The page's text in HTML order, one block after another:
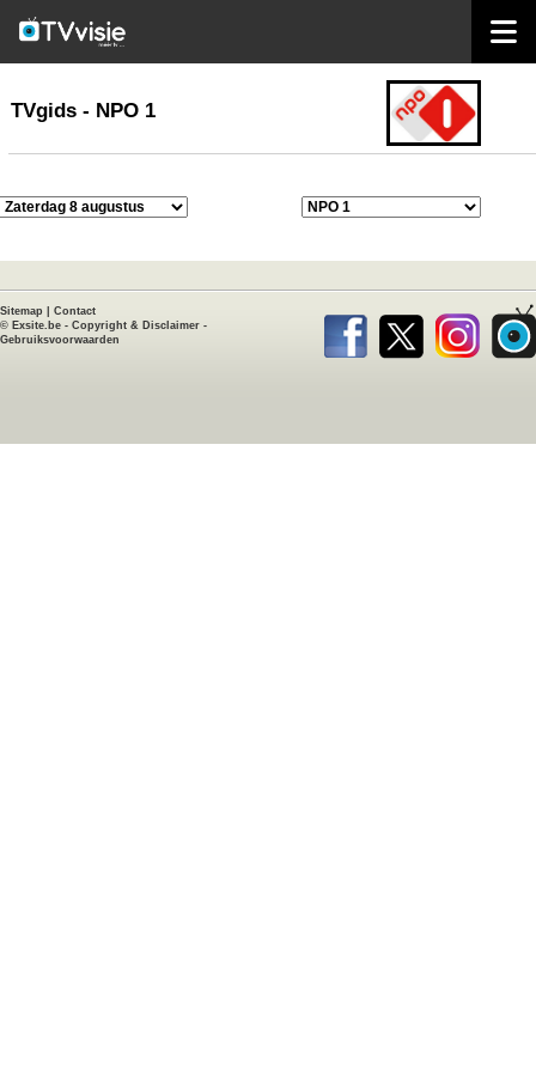
TVgids
TVgids - NPO 1
Sitemap
Contact
© Exsite.be - Copyright & Disclaimer -
Gebruiksvoorwaarden